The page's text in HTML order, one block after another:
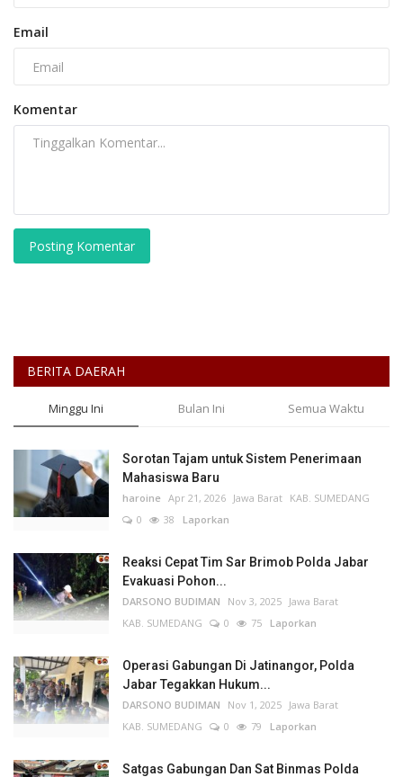
Email
Komentar
Posting Komentar
BERITA DAERAH
Minggu Ini Bulan Ini Semua Waktu
Sorotan Tajam untuk Sistem Penerimaan
Mahasiswa Baru
haroine Apr 21, 2026 Jawa Barat KAB. SUMEDANG
0
38 Laporkan
Reaksi Cepat Tim Sar Brimob Polda Jabar
Evakuasi Pohon...
DARSONO BUDIMAN Nov 3, 2025 Jawa Barat
KAB. SUMEDANG
0 75 Laporkan
Operasi Gabungan Di Jatinangor, Polda
Jabar Tegakkan Hukum...
DARSONO BUDIMAN Nov 1, 2025 Jawa Barat
KAB. SUMEDANG
0 79 Laporkan
Satgas Gabungan Dan Sat Binmas Polda